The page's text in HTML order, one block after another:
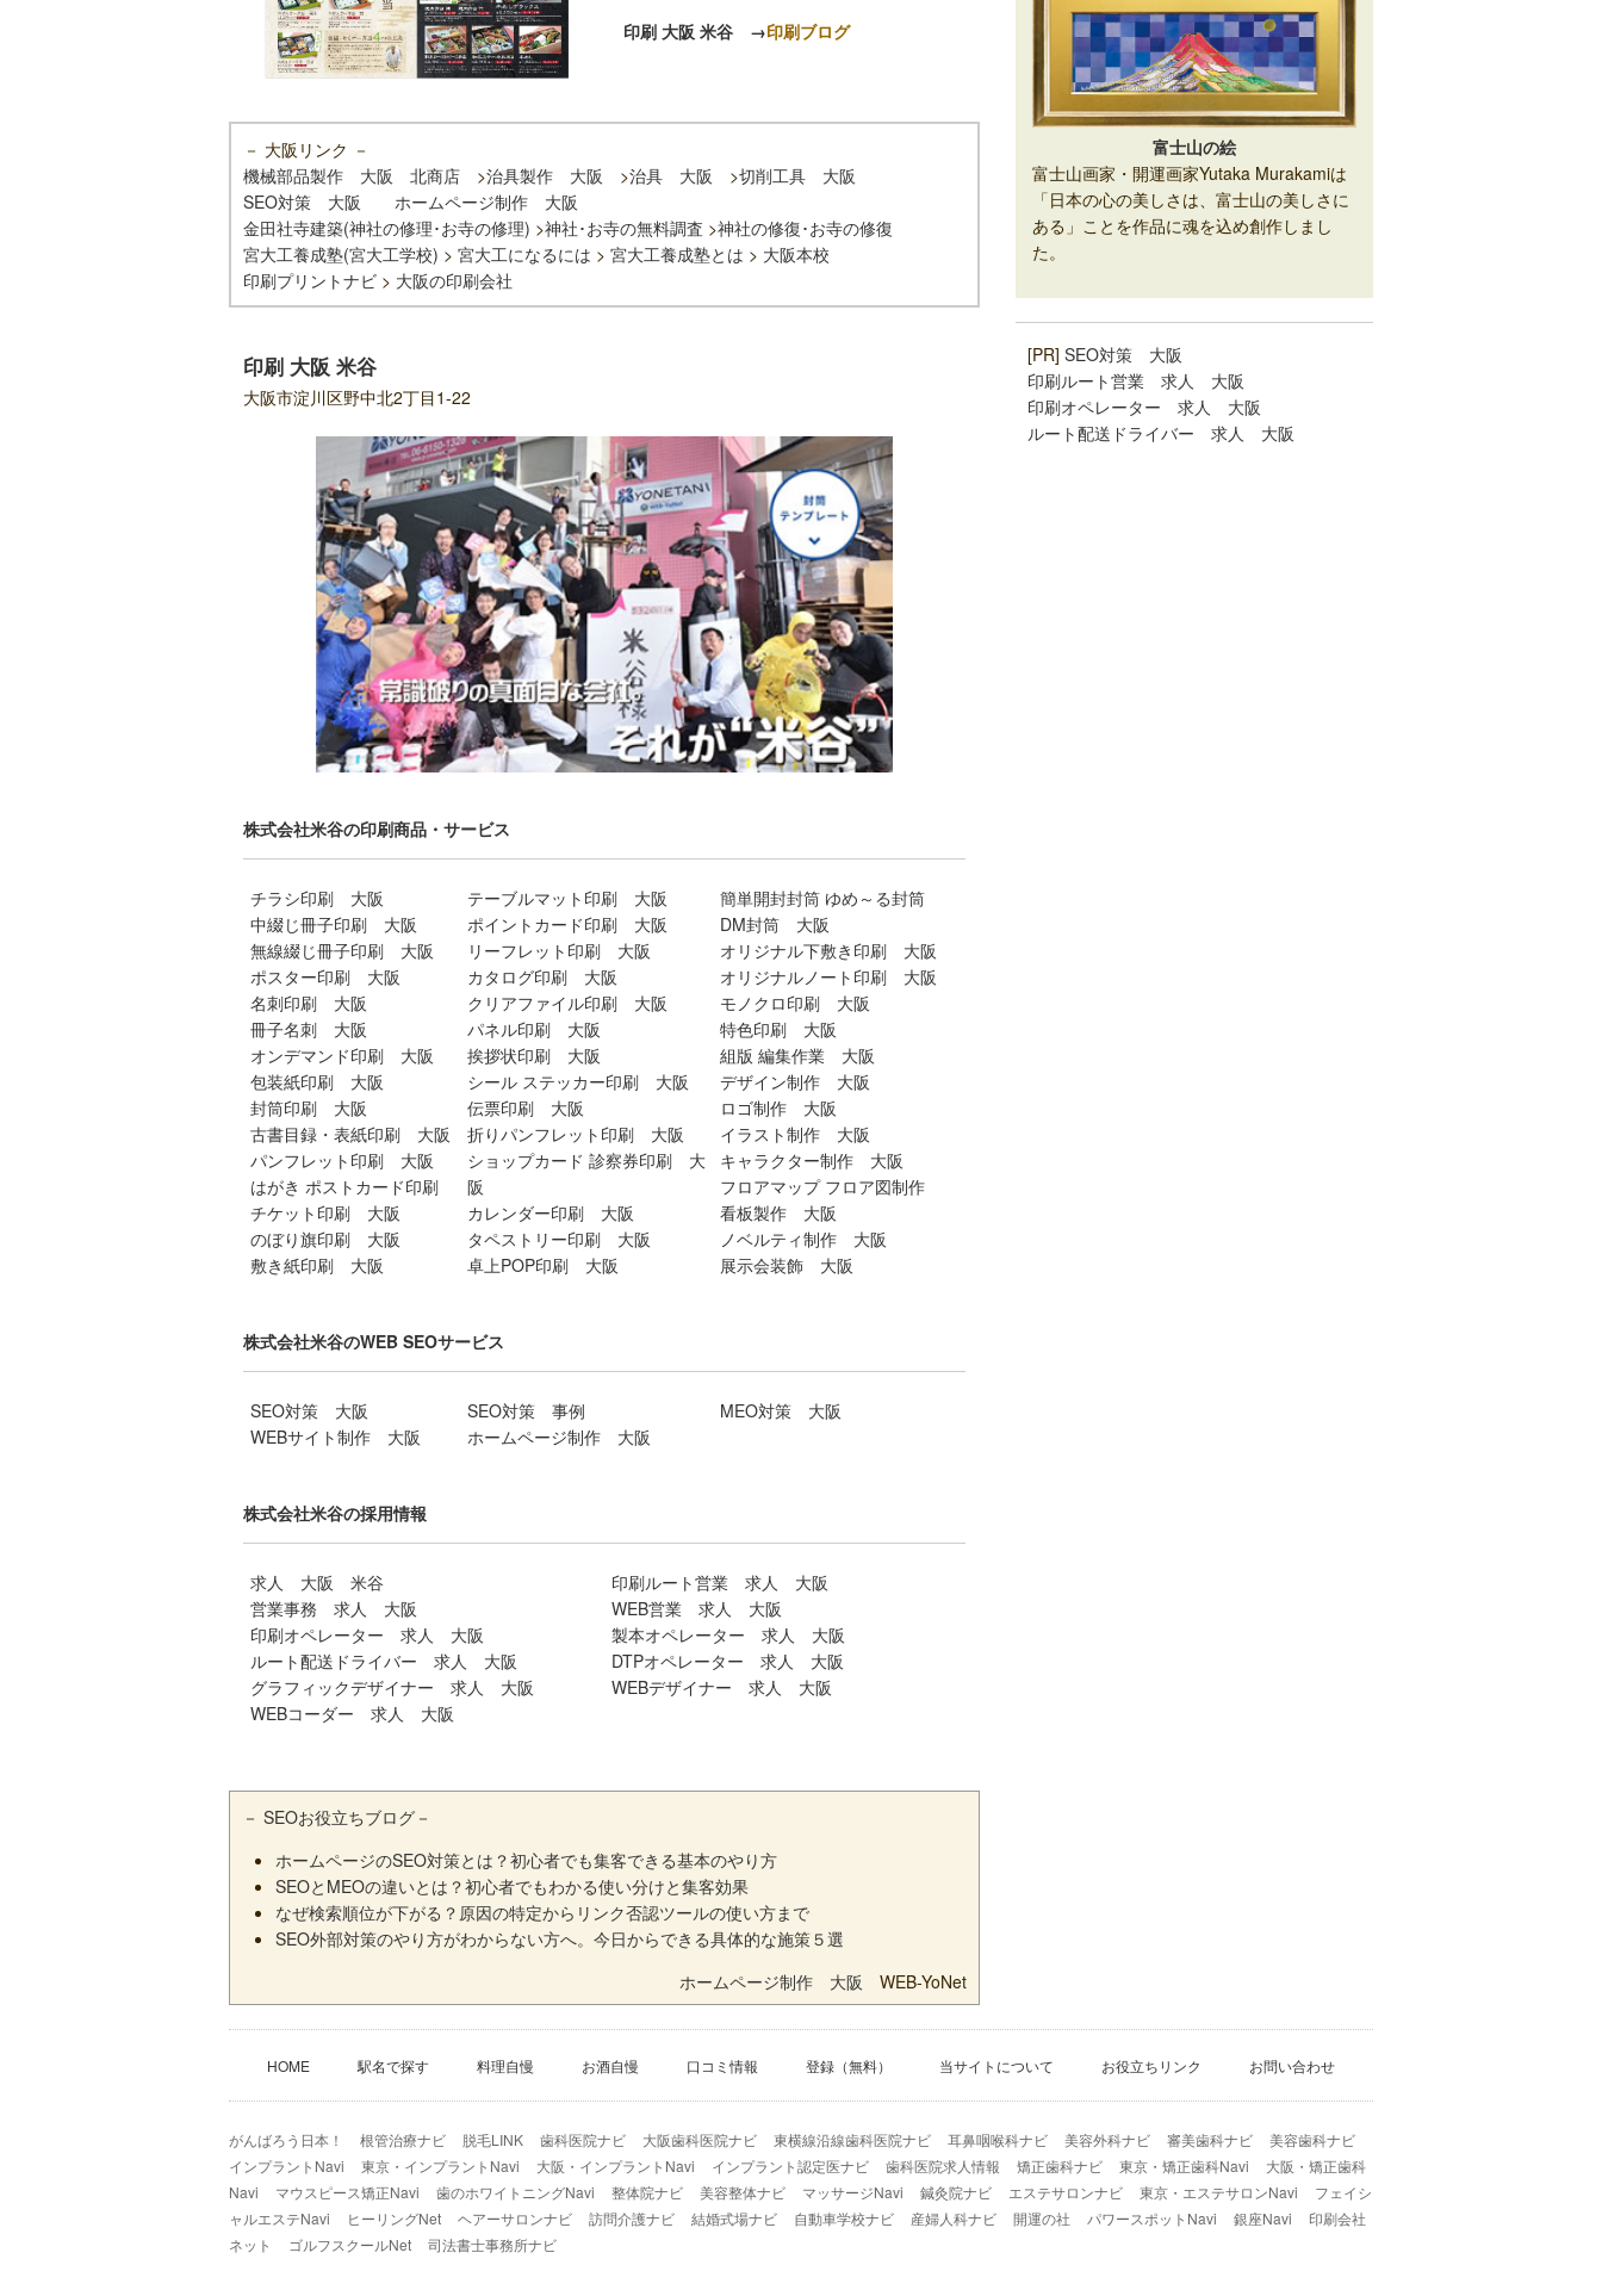
印刷 大阪 米谷→印刷ブログ
－ 大阪リンク －
機械部品製作 大阪 北商店 >治具製作 大阪 >治具 大阪 >切削工具 大阪
SEO対策 大阪
ホームページ制作 大阪
金田社寺建築(神社の修理･お寺の修理) >神社･お寺の無料調査 >神社の修復･お寺の修復
宮大工養成塾(宮大工学校) > 宮大工になるには > 宮大工養成塾とは > 大阪本校
印刷プリントナビ > 大阪の印刷会社
印刷 大阪 米谷
大阪市淀川区野中北2丁目1-22
株式会社米谷の印刷商品・サービス
チラシ印刷 大阪
中綴じ冊子印刷 大阪
無線綴じ冊子印刷 大阪
ポスター印刷 大阪
名刺印刷 大阪
冊子名刺 大阪
オンデマンド印刷 大阪
包装紙印刷 大阪
封筒印刷 大阪
古書目録・表紙印刷 大阪
パンフレット印刷 大阪
はがき ポストカード印刷
チケット印刷 大阪
のぼり旗印刷 大阪
敷き紙印刷 大阪
テーブルマット印刷 大阪
ポイントカード印刷 大阪
リーフレット印刷 大阪
カタログ印刷 大阪
クリアファイル印刷 大阪
パネル印刷 大阪
挨拶状印刷 大阪
シール ステッカー印刷 大阪
伝票印刷 大阪
折りパンフレット印刷 大阪
ショップカード 診察券印刷 大
阪
カレンダー印刷 大阪
タペストリー印刷 大阪
卓上POP印刷 大阪
簡単開封封筒 ゆめ～る封筒
DM封筒 大阪
オリジナル下敷き印刷 大阪
オリジナルノート印刷 大阪
モノクロ印刷 大阪
特色印刷 大阪
組版 編集作業 大阪
デザイン制作 大阪
ロゴ制作 大阪
イラスト制作 大阪
キャラクター制作 大阪
フロアマップ フロア図制作
看板製作 大阪
ノベルティ制作 大阪
展示会装飾 大阪
株式会社米谷のWEB SEOサービス
SEO対策 大阪
WEBサイト制作 大阪
SEO対策 事例
ホームページ制作 大阪
MEO対策 大阪
株式会社米谷の採用情報
求人 大阪 米谷
営業事務 求人 大阪
印刷オペレーター 求人 大阪
ルート配送ドライバー 求人 大阪
グラフィックデザイナー 求人 大阪
WEBコーダー 求人 大阪
印刷ルート営業 求人 大阪
WEB営業 求人 大阪
製本オペレーター 求人 大阪
DTPオペレーター 求人 大阪
WEBデザイナー 求人 大阪
－ SEOお役立ちブログ －
ホームページのSEO対策とは？初心者でも集客できる基本のやり方
SEOとMEOの違いとは？初心者でもわかる使い分けと集客効果
なぜ検索順位が下がる？原因の特定からリンク否認ツールの使い方まで
SEO外部対策のやり方がわからない方へ。今日からできる具体的な施策５選
ホームページ制作 大阪 WEB-YoNet
富士山の絵
富士山画家・開運画家Yutaka Murakamiは
「日本の心の美しさは、富士山の美しさに
ある」ことを作品に魂を込め創作しまし
た。
[PR] SEO対策 大阪
印刷ルート営業 求人 大阪
印刷オペレーター 求人 大阪
ルート配送ドライバー 求人 大阪
HOME 駅名で探す 料理自慢 お酒自慢 口コミ情報 登録（無料） 当サイトについて お役立ちリンク お問い合わせ
がんばろう日本！ 根管治療ナビ 脱毛LINK 歯科医院ナビ 大阪歯科医院ナビ 東横線沿線歯科医院ナビ 耳鼻咽喉科ナビ 美容外科ナビ 審美歯科ナビ
美容歯科ナビ
インプラントNavi
東京・インプラントNavi 大阪・インプラントNavi インプラント認定医ナビ 歯科医院求人情報 矯正歯科ナビ 東京・矯正歯科Navi
大阪・矯正歯科
Navi
マウスピース矯正Navi 歯のホワイトニングNavi 整体院ナビ 美容整体ナビ マッサージNavi 鍼灸院ナビ エステサロンナビ 東京・エステサロンNavi
フェイシ
ャルエステNavi
ヒーリングNet ヘアーサロンナビ 訪問介護ナビ 結婚式場ナビ 自動車学校ナビ 産婦人科ナビ 開運の社 パワースポットNavi 銀座Navi
印刷会社
ネット
ゴルフスクールNet 司法書士事務所ナビ